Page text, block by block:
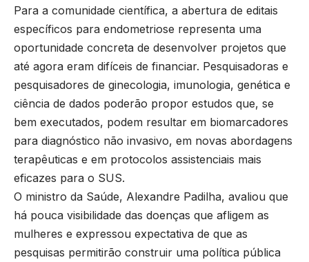
Para a comunidade científica, a abertura de editais
específicos para endometriose representa uma
oportunidade concreta de desenvolver projetos que
até agora eram difíceis de financiar. Pesquisadoras e
pesquisadores de ginecologia, imunologia, genética e
ciência de dados poderão propor estudos que, se
bem executados, podem resultar em biomarcadores
para diagnóstico não invasivo, em novas abordagens
terapêuticas e em protocolos assistenciais mais
eficazes para o SUS.
O ministro da Saúde, Alexandre Padilha, avaliou que
há pouca visibilidade das doenças que afligem as
mulheres e expressou expectativa de que as
pesquisas permitirão construir uma política pública